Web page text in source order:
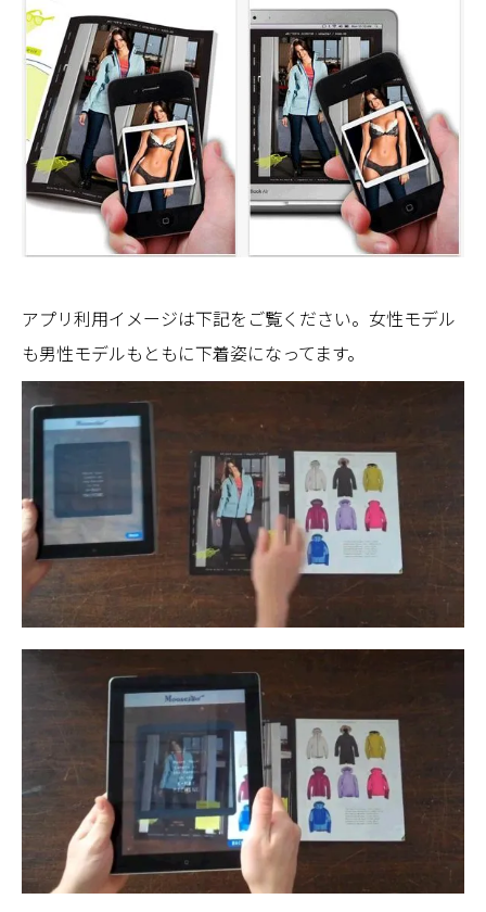
アプリ利用イメージは下記をご覧ください。女性モデル
も男性モデルもともに下着姿になってます。